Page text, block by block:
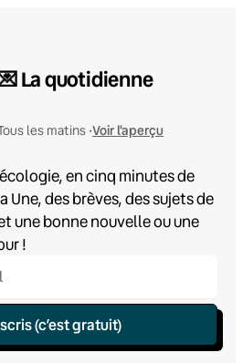
La quotidienne
les matins •Voir l'aperçu
en cinq minutes de
Une, des brèves, des sujets de
une bonne nouvelle ou une
!
(c’est gratuit)